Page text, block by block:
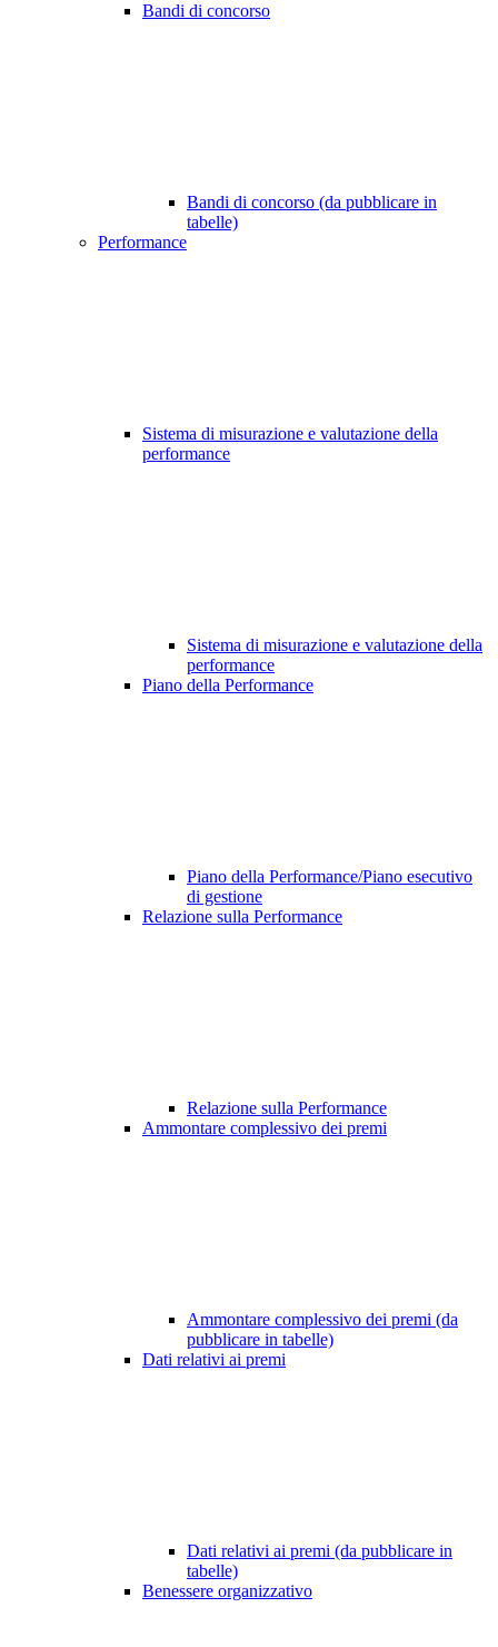
Bandi di concorso
Bandi di concorso (da pubblicare in
tabelle)
Performance
Sistema di misurazione e valutazione della
performance
Sistema di misurazione e valutazione della
performance
Piano della Performance
Piano della Performance/Piano esecutivo
di gestione
Relazione sulla Performance
Relazione sulla Performance
Ammontare complessivo dei premi
Ammontare complessivo dei premi (da
pubblicare in tabelle)
Dati relativi ai premi
Dati relativi ai premi (da pubblicare in
tabelle)
Benessere organizzativo